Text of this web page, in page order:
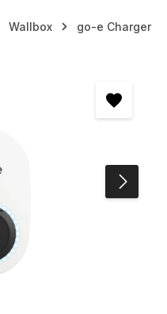
Wallbox go-e Charger